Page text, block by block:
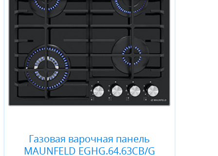
Газовая варочная панель
MAUNFELD EGHG.64.63CB/G